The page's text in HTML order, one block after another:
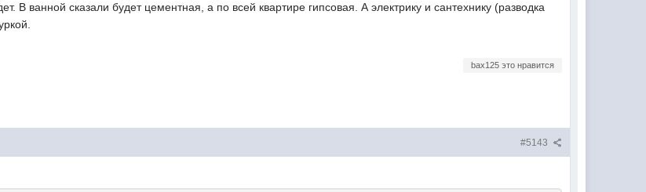
В ванной сказали будет цементная, а по всей квартире гипсовая. А электрику и сантехнику (разводка
bax125 это нравится
#5143